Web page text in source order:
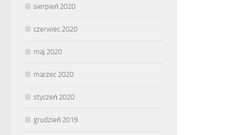
sierpień 2020
czerwiec 2020
maj 2020
marzec 2020
styczeń 2020
grudzień 2019